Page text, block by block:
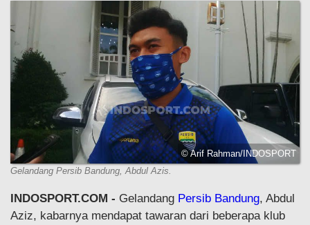
LIGA EUROPA
© Arif Rahman/INDOSPORT
Gelandang Persib Bandung, Abdul Azis.
INDOSPORT.COM - Gelandang Persib Bandung, Abdul
Aziz, kabarnya mendapat tawaran dari beberapa klub